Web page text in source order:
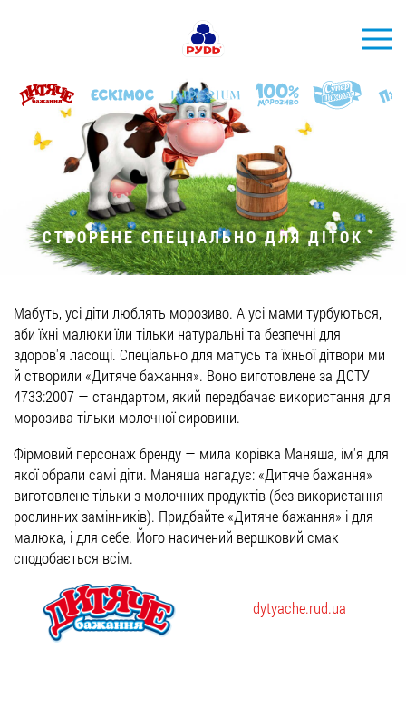
БРЕНДИ
ПРОДУКЦІЯ
КОМПАНІЯ
СПОЖИВАЧАМ
АКЦІЇ
ХОРЕКА
Тендерні закупівлі
Контакти
ЗАМОВИТИ ПРОДУКЦІЮ «РУДЬ»:
0412 48 28 17
0412 42 29 23
СТВОРЕНЕ СПЕЦІАЛЬНО ДЛЯ ДІТОК
Мабуть, усі діти люблять морозиво. А усі мами турбуються,
аби їхні малюки їли тільки натуральні та безпечні для
здоров'я ласощі. Спеціально для матусь та їхньої дітвори ми
й створили «Дитяче бажання». Воно виготовлене за ДСТУ
4733:2007 — стандартом, який передбачає використання для
морозива тільки молочної сировини.
Фірмовий персонаж бренду — мила корівка Маняша, ім'я для
якої обрали самі діти. Маняша нагадує: «Дитяче бажання»
виготовлене тільки з молочних продуктів (без використання
рослинних замінників). Придбайте «Дитяче бажання» і для
малюка, і для себе. Його насичений вершковий смак
сподобається всім.
dytyache.rud.ua